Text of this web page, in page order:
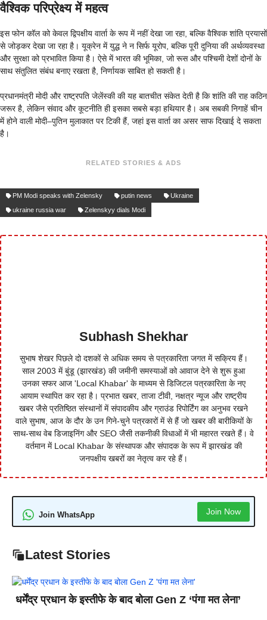
वैश्विक परिप्रेक्ष्य में महत्व
इस फोन कॉल को केवल द्विपक्षीय वार्ता के रूप में नहीं देखा जा रहा, बल्कि वैश्विक शांति प्रयासों
से जोड़कर देखा जा रहा है। यूक्रेन में युद्ध ने न सिर्फ यूरोप, बल्कि पूरी दुनिया की अर्थव्यवस्था
और सुरक्षा को प्रभावित किया है। ऐसे में भारत की भूमिका, जो रूस और पश्चिमी देशों दोनों के
साथ संतुलित संबंध बनाए रखता है, निर्णायक साबित हो सकती है।
प्रधानमंत्री मोदी और राष्ट्रपति जेलेंस्की की यह बातचीत संकेत देती है कि शांति की राह कठिन
जरूर है, लेकिन संवाद और कूटनीति ही इसका सबसे बड़ा हथियार है। अब सबकी निगाहें चीन
में होने वाली मोदी–पुतिन मुलाकात पर टिकी हैं, जहां इस वार्ता का असर साफ दिखाई दे सकता
है।
RELATED STORIES & ADS
PM Modi speaks with Zelensky putin news
Ukraine
ukraine russia war
Zelenskyy dials Modi
Subhash Shekhar
सुभाष शेखर पिछले दो दशकों से अधिक समय से पत्रकारिता जगत में सक्रिय हैं।
साल 2003 में बुंडू (झारखंड) की जमीनी समस्याओं को आवाज देने से शुरू हुआ
उनका सफर आज 'Local Khabar' के माध्यम से डिजिटल पत्रकारिता के नए
आयाम स्थापित कर रहा है। प्रभात खबर, ताजा टीवी, नक्षत्र न्यूज और राष्ट्रीय
खबर जैसे प्रतिष्ठित संस्थानों में संपादकीय और ग्राउंड रिपोर्टिंग का अनुभव रखने
वाले सुभाष, आज के दौर के उन गिने-चुने पत्रकारों में से हैं जो खबर की बारीकियों के
साथ-साथ वेब डिजाइनिंग और SEO जैसी तकनीकी विधाओं में भी महारत रखते हैं। वे
वर्तमान में Local Khabar के संस्थापक और संपादक के रूप में झारखंड की
जनपक्षीय खबरों का नेतृत्व कर रहे हैं।
Join WhatsApp Join Now
Latest Stories
धर्मेंद्र प्रधान के इस्तीफे के बाद बोला Gen Z ‘पंगा मत लेना’